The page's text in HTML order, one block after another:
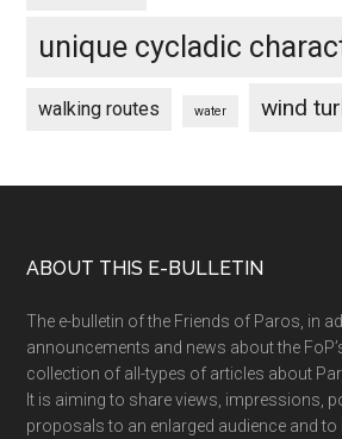
unique cycladic
walking routes water wind
Footer
ABOUT THIS E-BULLETIN
The e-bulletin of the Friends of Paros, in
announcements and news about the
collection of all-types of articles about
It is aiming to share views, impressions,
proposals to an enlarged audience and to